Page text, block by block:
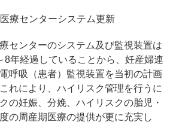
療センターシステム更新
センターのシステム及び監視装置は
8年経過していることから、妊産婦連
呼吸（患者）監視装置を当初の計画
れにより、ハイリスク管理を行うに
の妊娠、分娩、ハイリスクの胎児・
の周産期医療の提供が更に充実し